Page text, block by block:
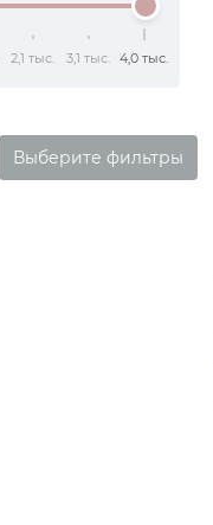
2,1 тыс. 3,1 тыс. 4,0 тыс.
Выберите фильтры